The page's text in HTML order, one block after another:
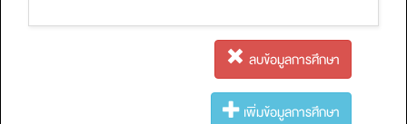
ลบข้อมูลการศึกษา
เพิ่มข้อมูลการศึกษา